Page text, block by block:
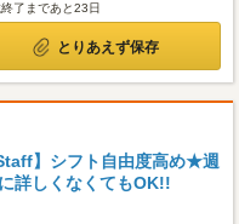
了まであと23日
とりあえず保存
】シフト自由度高め★週
詳しくなくてもOK!!